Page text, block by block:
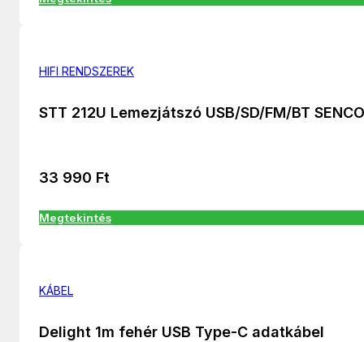
HIFI RENDSZEREK
STT 212U Lemezjátszó USB/SD/FM/BT
33 990 Ft
Megtekintés
KÁBEL
Delight 1m fehér USB Type-C adatkábel